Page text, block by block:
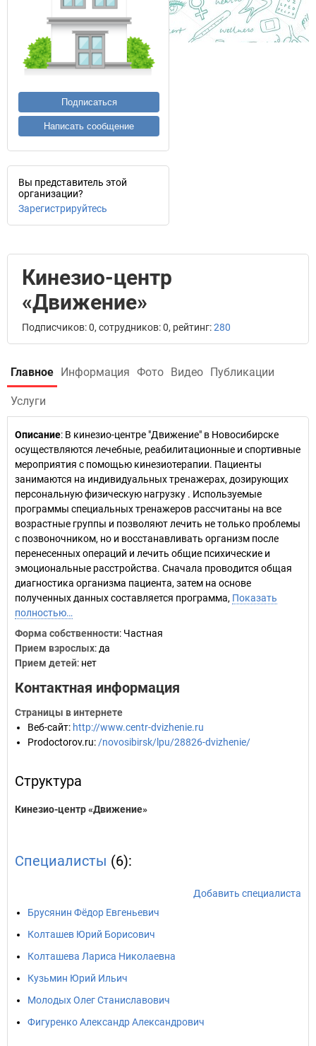
Подписаться
Написать сообщение
Вы представитель этой
организации?
Зарегистрируйтесь
Кинезио-центр
«Движение»
Подписчиков: 0, сотрудников: 0, рейтинг:280
Главное Информация Фото Видео Публикации
Услуги
Описание: В кинезио-центре "Движение" в Новосибирске
осуществляются лечебные, реабилитационные и спортивные
мероприятия с помощью кинезиотерапии. Пациенты
занимаются на индивидуальных тренажерах, дозирующих
персональную физическую нагрузку . Используемые
программы специальных тренажеров рассчитаны на все
возрастные группы и позволяют лечить не только проблемы
с позвоночником, но и восстанавливать организм после
перенесенных операций и лечить общие психические и
эмоциональные расстройства. Сначала проводится общая
диагностика организма пациента, затем на основе
полученных данных составляется программа, Показать
полностью…
Форма собственности: Частная
Прием взрослых: да
Прием детей: нет
Контактная информация
Страницы в интернете
Веб-сайт: http://www.centr-dvizhenie.ru
Prodoctorov.ru: /novosibirsk/lpu/28826-dvizhenie/
Структура
Кинезио-центр «Движение»
Специалисты (6):
Добавить специалиста
Брусянин Фёдор Евгеньевич
Колташев Юрий Борисович
Колташева Лариса Николаевна
Кузьмин Юрий Ильич
Молодых Олег Станиславович
Фигуренко Александр Александрович